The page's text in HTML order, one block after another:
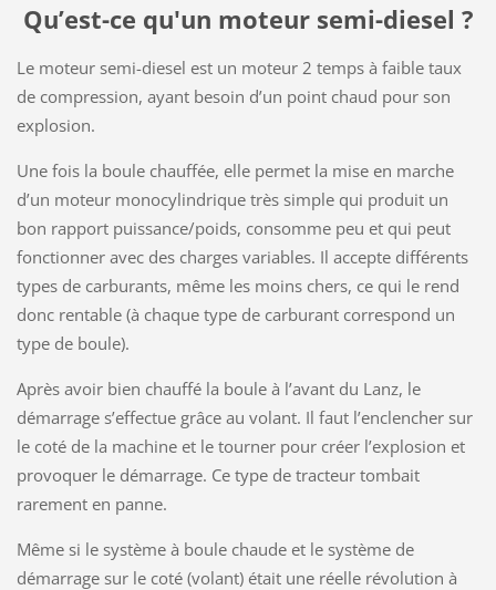
Qu’est-ce qu'un moteur semi-diesel ?
Le moteur semi-diesel est un moteur 2 temps à faible taux
de compression, ayant besoin d’un point chaud pour son
explosion.
Une fois la boule chauffée, elle permet la mise en marche
d’un moteur monocylindrique très simple qui produit un
bon rapport puissance/poids, consomme peu et qui peut
fonctionner avec des charges variables. Il accepte différents
types de carburants, même les moins chers, ce qui le rend
donc rentable (à chaque type de carburant correspond un
type de boule).
Après avoir bien chauffé la boule à l’avant du Lanz, le
démarrage s’effectue grâce au volant. Il faut l’enclencher sur
le coté de la machine et le tourner pour créer l’explosion et
provoquer le démarrage. Ce type de tracteur tombait
rarement en panne.
Même si le système à boule chaude et le système de
démarrage sur le coté (volant) était une réelle révolution à